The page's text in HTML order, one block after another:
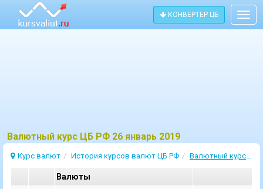
КОНВЕРТЕР ЦБ
Bалютный курс ЦБ РФ 26 январь 2019
Курс валют История курсов валют ЦБ РФ Валютный курс 26 Январь 2019
Валюты